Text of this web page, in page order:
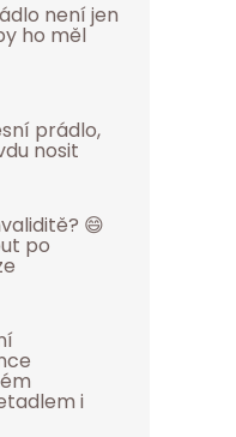
není jen
ho měl
prádlo,
nosit
😄
po
i